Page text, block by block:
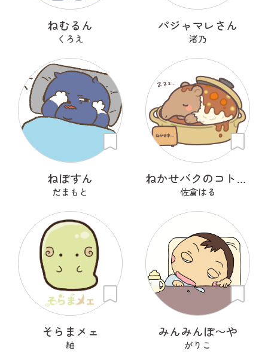
ねむるん
くろえ
パジャマレさん
渚乃
ねぼすん
だまもと
ねかせバクのコトコト
佐倉はる
そらまメェ
紬
みんみんぼ〜や
がりこ